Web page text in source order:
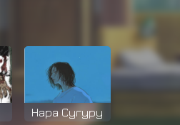
Нара Сугуру